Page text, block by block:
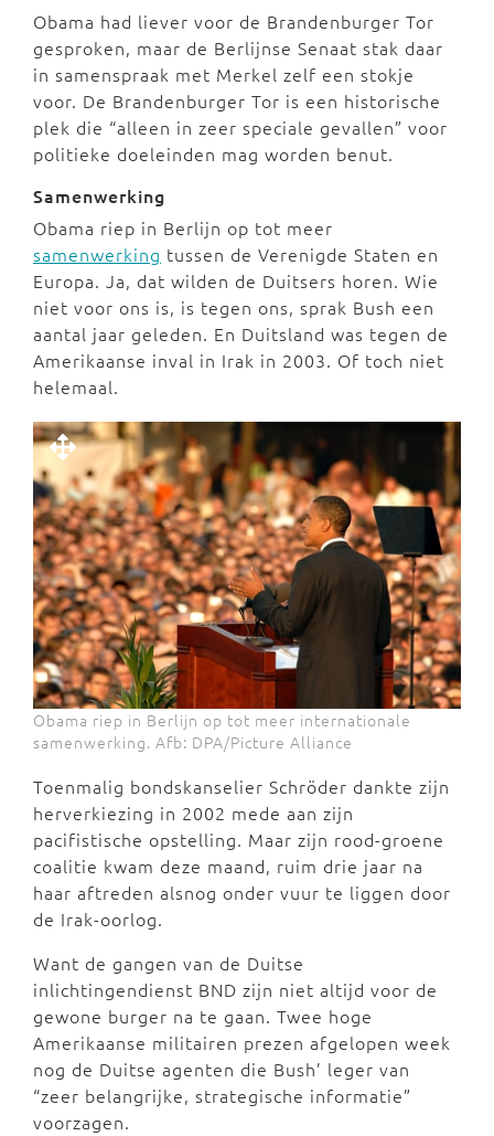
Obama had liever voor de Brandenburger Tor
gesproken, maar de Berlijnse Senaat stak daar
in samenspraak met Merkel zelf een stokje
voor. De Brandenburger Tor is een historische
plek die “alleen in zeer speciale gevallen” voor
politieke doeleinden mag worden benut.
Samenwerking
Obama riep in Berlijn op tot meer
samenwerking tussen de Verenigde Staten en
Europa. Ja, dat wilden de Duitsers horen. Wie
niet voor ons is, is tegen ons, sprak Bush een
aantal jaar geleden. En Duitsland was tegen de
Amerikaanse inval in Irak in 2003. Of toch niet
helemaal.
Obama riep in Berlijn op tot meer internationale
samenwerking. Afb: DPA/Picture Alliance
Toenmalig bondskanselier Schröder dankte zijn
herverkiezing in 2002 mede aan zijn
pacifistische opstelling. Maar zijn rood-groene
coalitie kwam deze maand, ruim drie jaar na
haar aftreden alsnog onder vuur te liggen door
de Irak-oorlog.
Want de gangen van de Duitse
inlichtingendienst BND zijn niet altijd voor de
gewone burger na te gaan. Twee hoge
Amerikaanse militairen prezen afgelopen week
nog de Duitse agenten die Bush’ leger van
“zeer belangrijke, strategische informatie”
voorzagen.